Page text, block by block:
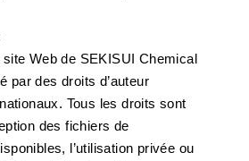
Web de SEKISUI Chemical
par des droits d’auteur
Tous les droits sont
des fichiers de
l’utilisation privée ou